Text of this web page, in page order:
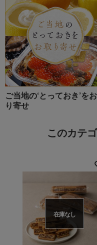
ご当地の‘とっておき’を
り寄せ
このカテ
在庫なし